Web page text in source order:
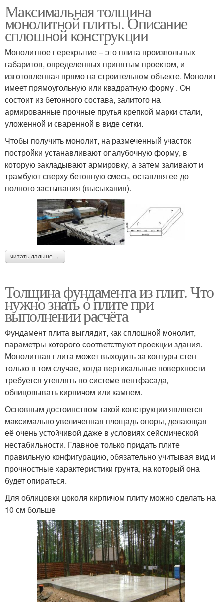
Максимальная толщина
монолитной плиты. Описание
сплошной конструкции
Монолитное перекрытие – это плита произвольных
габаритов, определенных принятым проектом, и
изготовленная прямо на строительном объекте. Монолит
имеет прямоугольную или квадратную форму . Он
состоит из бетонного состава, залитого на
армированные прочные прутья крепкой марки стали,
уложенной и сваренной в виде сетки.
Чтобы получить монолит, на размеченный участок
постройки устанавливают опалубочную форму, в
которую закладывают армировку, а затем заливают и
трамбуют сверху бетонную смесь, оставляя ее до
полного застывания (высыхания).
читать дальше →
Толщина фундамента из плит. Что
нужно знать о плите при
выполнении расчёта
Фундамент плита выглядит, как сплошной монолит,
параметры которого соответствуют проекции здания.
Монолитная плита может выходить за контуры стен
только в том случае, когда вертикальные поверхности
требуется утеплять по системе вентфасада,
облицовывать кирпичом или камнем.
Основным достоинством такой конструкции является
максимально увеличенная площадь опоры, делающая
её очень устойчивой даже в условиях сейсмической
нестабильности. Главное только придать плите
правильную конфигурацию, обязательно учитывая вид и
прочностные характеристики грунта, на который она
будет опираться.
Для облицовки цоколя кирпичом плиту можно сделать на
10 см больше